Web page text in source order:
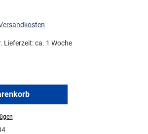
Lieferzeit: ca. 1 Woche